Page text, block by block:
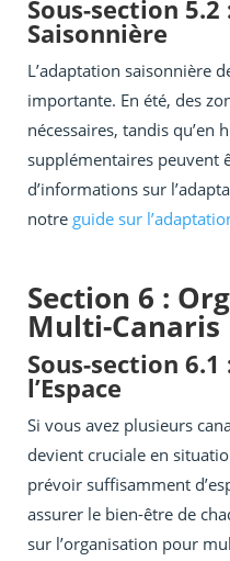
Sous-section
Saisonnière
L’adaptation saisonnière
importante. En été, des
nécessaires, tandis qu’en
supplémentaires peuvent
d’informations sur
notre guide sur
Section 6 :
Multi-Canaris
Sous-section
l’Espace
Si vous avez plusieurs
devient cruciale en
prévoir suffisamment
assurer le bien-être de
sur l’organisation pour